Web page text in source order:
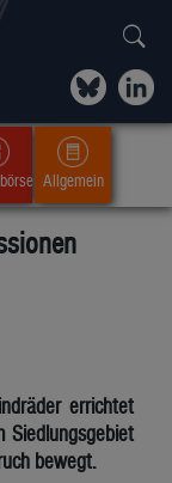
Allgemein
errichtet
Siedlungsgebiet
bewegt.